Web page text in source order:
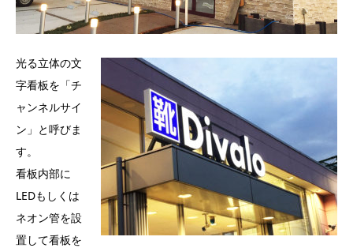
光る立体の文
字看板を「チ
ャンネルサイ
ン」と呼びま
す。
看板内部に
LEDもしくは
ネオン管を設
置して看板を